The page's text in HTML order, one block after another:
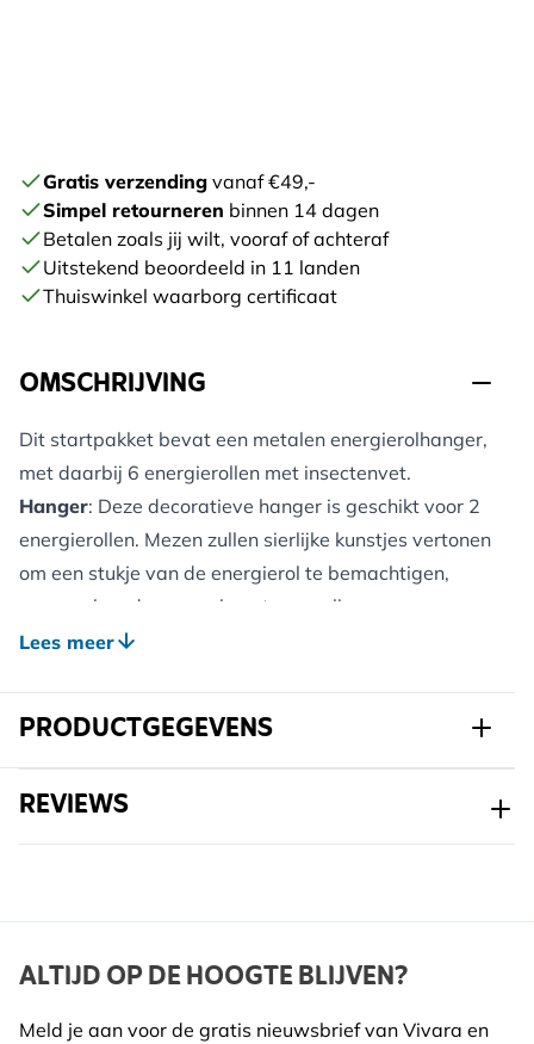
Gratis verzending vanaf €49,-
Simpel retourneren binnen 14 dagen
Betalen zoals jij wilt, vooraf of achteraf
Uitstekend beoordeeld in 11 landen
Thuiswinkel waarborg certificaat
OMSCHRIJVING
Dit startpakket bevat een metalen energierolhanger,
met daarbij 6 energierollen met insectenvet.
Hanger: Deze decoratieve hanger is geschikt voor 2
energierollen. Mezen zullen sierlijke kunstjes vertonen
om een stukje van de energierol te bemachtigen,
maar ook andere vogelsoorten smullen graag van
deze rollen en klemmen zich met gemak vast aan
voedingsstoffen van gekweekte larven van de zwarte
soldatenvlieg. Insectenvet zit vol eiwitten, mineralen
en aminozuren voor sterke en gezonde vogels. Het is
bovendien een duurzaam alternatief voor talg, omdat
vooral een plezier mee tijdens de koudere maanden
Lees meer
PRODUCTGEGEVENS
Art.nr.
REVIEWS
ALTIJD OP DE HOOGTE BLIJVEN?
Meld je aan voor de gratis nieuwsbrief van Vivara en